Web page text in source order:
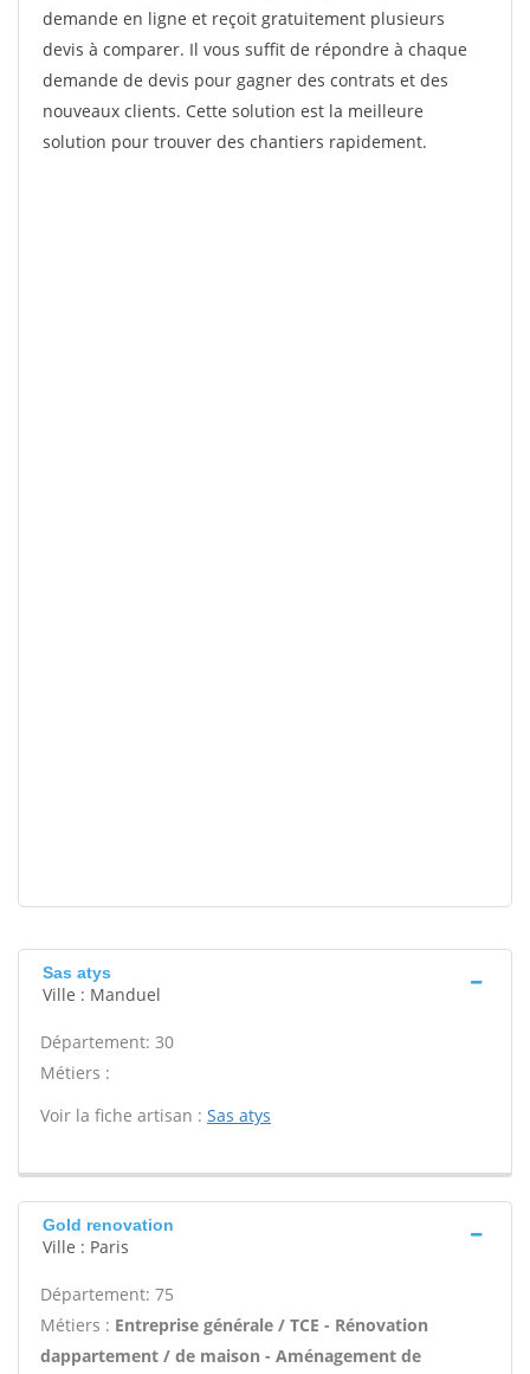
demande en ligne et reçoit gratuitement plusieurs
devis à comparer. Il vous suffit de répondre à chaque
demande de devis pour gagner des contrats et des
nouveaux clients. Cette solution est la meilleure
solution pour trouver des chantiers rapidement.
Sas atys
Ville : Manduel
Département: 30
Métiers :
Voir la fiche artisan : Sas atys
Gold renovation
Ville : Paris
Département: 75
Métiers : Entreprise générale / TCE - Rénovation
dappartement / de maison - Aménagement de